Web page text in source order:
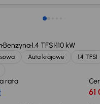
Benzyna1.4 TFSI110 kW
Auta krajowe 1.4 TFSI
rata
61